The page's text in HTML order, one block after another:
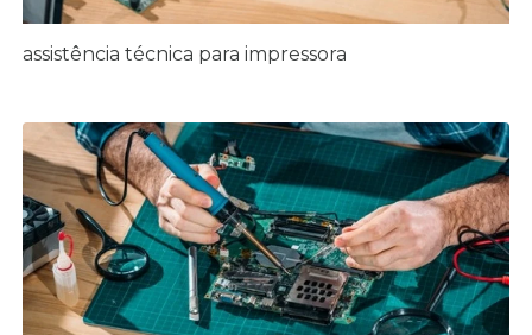
assistência técnica para impressora